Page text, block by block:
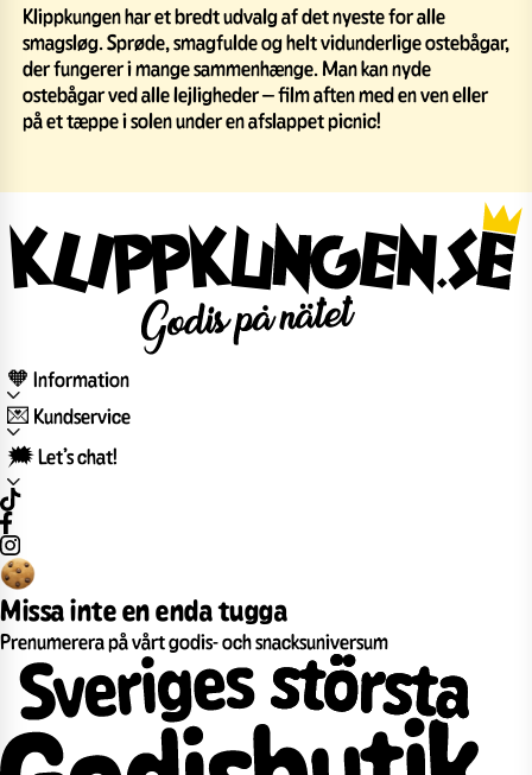
Klippkungen har et bredt udvalg af det nyeste for alle
smagsløg. Sprøde, smagfulde og helt vidunderlige ostebågar,
der fungerer i mange sammenhænge. Man kan nyde
ostebågar ved alle lejligheder – film aften med en ven eller
på et tæppe i solen under en afslappet picnic!
🧡 Information
💌 Kundservice
🗯️ Let’s chat!
Missa inte en enda tugga
Prenumerera på vårt godis- och snacksuniversum